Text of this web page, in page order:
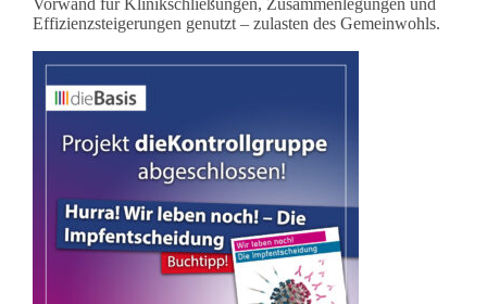
Effizienzsteigerungen genutzt – zulasten des Gemeinwohls.